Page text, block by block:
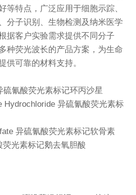
等特点，广泛应用于细胞示踪、
分子识别、生物检测及纳米医学
据客户实验需求提供不同分子
种荧光波长的产品方案，为生命
供可靠的材料支持。
硫氰酸荧光素标记环丙沙星
Hydrochloride 异硫氰酸荧光素标
异硫氰酸荧光素标记软骨素
荧光素标记鹅去氧胆酸